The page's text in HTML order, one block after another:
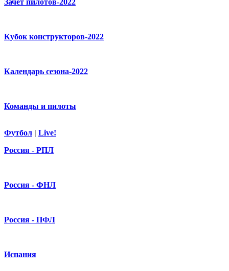
Зачёт пилотов-2022
Кубок конструкторов-2022
Календарь сезона-2022
Команды и пилоты
Футбол | Live!
Россия - РПЛ
Россия - ФНЛ
Россия - ПФЛ
Испания